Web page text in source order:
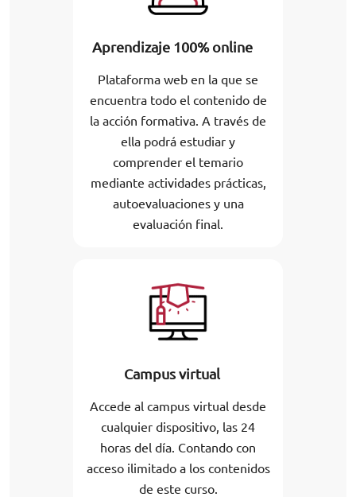
Aprendizaje 100% online
Plataforma web en la que se
encuentra todo el contenido de
la acción formativa. A través de
ella podrá estudiar y
comprender el temario
mediante actividades prácticas,
autoevaluaciones y una
evaluación final.
Campus virtual
Accede al campus virtual desde
cualquier dispositivo, las 24
horas del día. Contando con
acceso ilimitado a los contenidos
de este curso.